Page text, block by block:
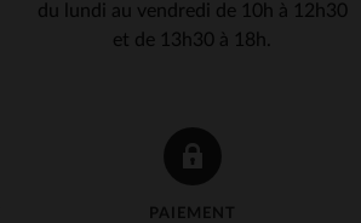
PAIEMENT
du lundi au vendredi de 10h à 12h30
et de 13h30 à 18h.